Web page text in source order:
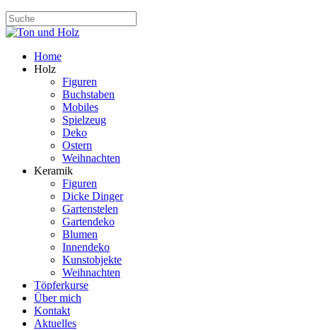
Home
Holz
Figuren
Buchstaben
Mobiles
Spielzeug
Deko
Ostern
Weihnachten
Keramik
Figuren
Dicke Dinger
Gartenstelen
Gartendeko
Blumen
Innendeko
Kunstobjekte
Weihnachten
Töpferkurse
Über mich
Kontakt
Aktuelles